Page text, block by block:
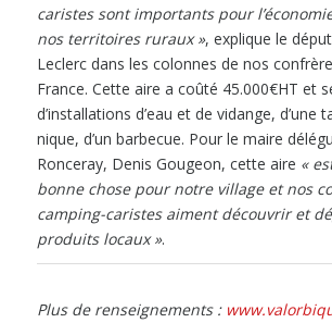
caristes sont importants pour
nos territoires ruraux », explique le
Leclerc dans les colonnes de nos
France. Cette aire a coûté 45.000€HT et
d’installations d’eau et de vidange, d’une
nique, d’un barbecue. Pour le maire
Ronceray, Denis Gougeon, cette aire «
bonne chose pour notre village et nos
camping-caristes aiment découvrir et
produits locaux ».
Plus de renseignements :